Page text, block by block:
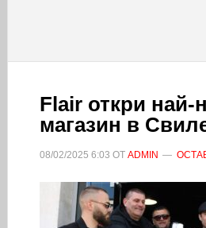
Flair откри най-
магазин в
08/02/2025 6:03 ОТ ADMIN